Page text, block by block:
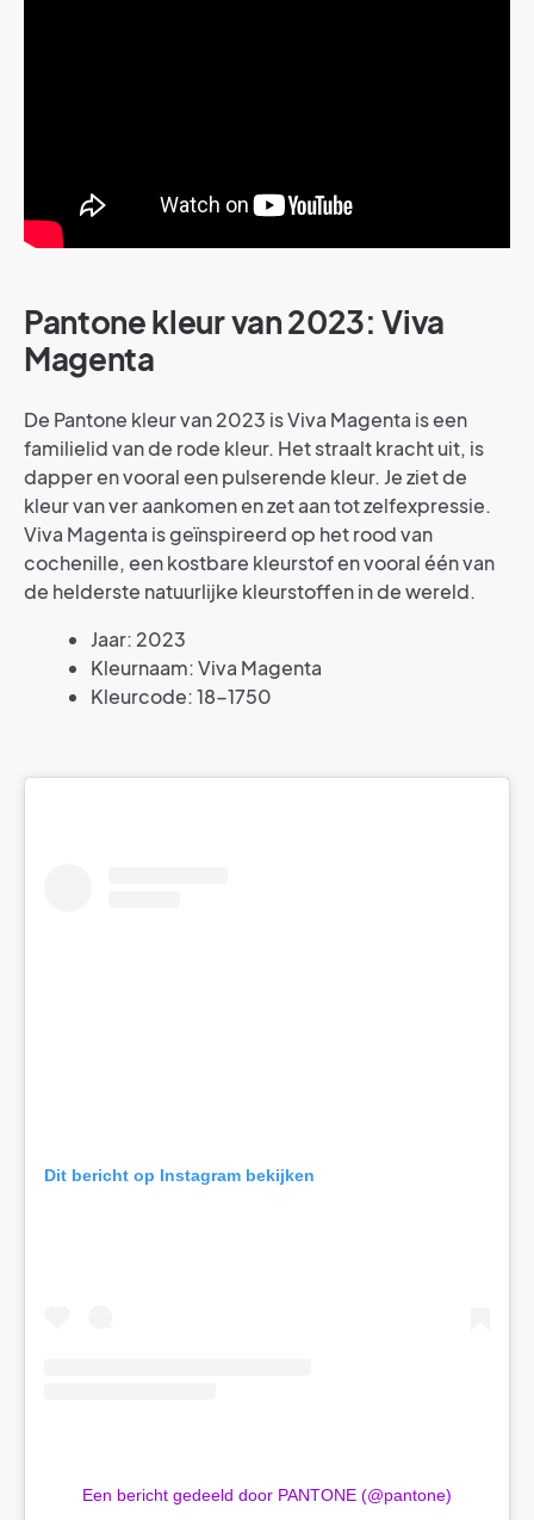
Pantone kleur van 2023: Viva
Magenta
De Pantone kleur van 2023 is Viva Magenta is een
familielid van de rode kleur. Het straalt kracht uit, is
dapper en vooral een pulserende kleur. Je ziet de
kleur van ver aankomen en zet aan tot zelfexpressie.
Viva Magenta is geïnspireerd op het rood van
cochenille, een kostbare kleurstof en vooral één van
de helderste natuurlijke kleurstoffen in de wereld.
Jaar: 2023
Kleurnaam: Viva Magenta
Kleurcode: 18-1750
Dit bericht op Instagram bekijken
Een bericht gedeeld door PANTONE (@pantone)